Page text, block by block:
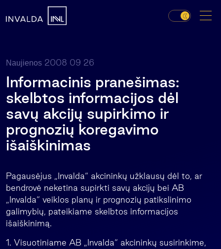
Naujienos 2008 09 26
Informacinis pranešimas:
skelbtos informacijos dėl
savų akcijų supirkimo ir
prognozių koregavimo
išaiškinimas
Pagausėjus „Invalda“ akcininkų užklausų dėl to, ar
bendrovė neketina supirkti savų akcijų bei AB
„Invalda“ veiklos planų ir prognozių patikslinimo
galimybių, pateikiame skelbtos informacijos
išaiškinimą.
1. Visuotiniame AB „Invalda“ akcininkų susirinkime,